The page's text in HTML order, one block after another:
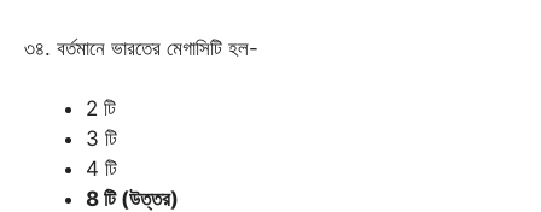
৩৪. বর্তমানে ভারতের মেগাসিটি হল-
2 টি
3 টি
4 টি
8 টি (উত্তর)